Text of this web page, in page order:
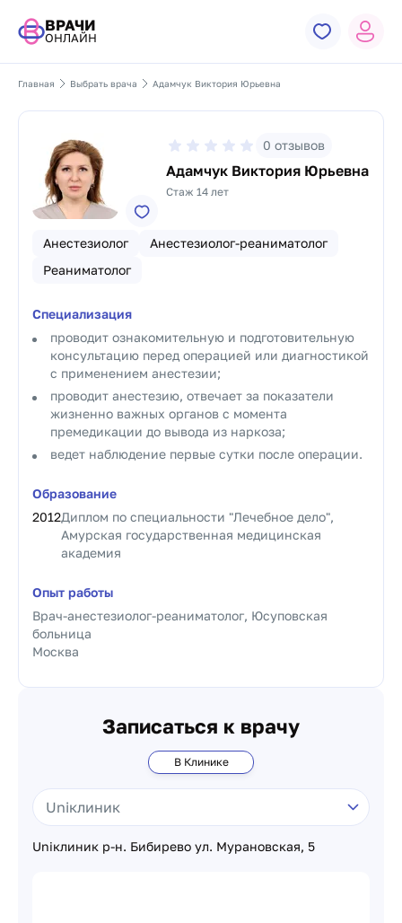
ВРАЧИ
ОНЛАЙН
Главная Выбрать врача Адамчук Виктория Юрьевна
0 отзывов
Адамчук Виктория Юрьевна
Стаж 14 лет
Анестезиолог
Анестезиолог-реаниматолог
Реаниматолог
Специализация
проводит ознакомительную и подготовительную
консультацию перед операцией или диагностикой
с применением анестезии;
проводит анестезию, отвечает за показатели
жизненно важных органов с момента
премедикации до вывода из наркоза;
ведет наблюдение первые сутки после операции.
Образование
2012Диплом по специальности "Лечебное дело",
Амурская государственная медицинская
академия
Опыт работы
Врач-анестезиолог-реаниматолог, Юсуповская
больница
Москва
Записаться к врачу
В Клинике
Uniклиник р-н. Бибирево ул. Мурановская, 5